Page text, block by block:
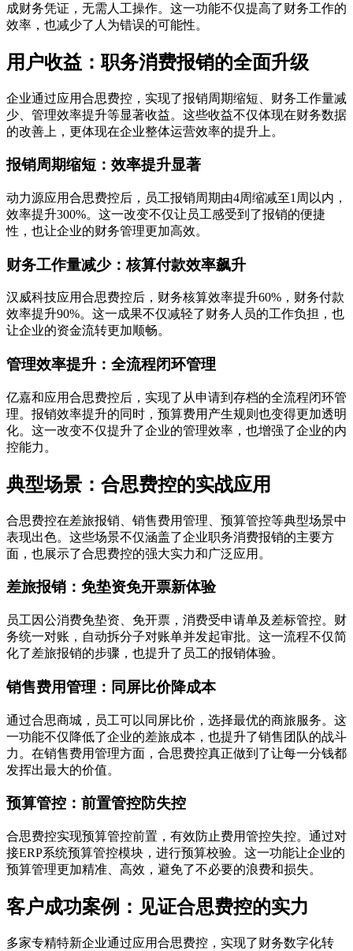
成财务凭证，无需人工操作。这一功能不仅提高了财务工作的
效率，也减少了人为错误的可能性。
用户收益：职务消费报销的全面升级
企业通过应用合思费控，实现了报销周期缩短、财务工作量减
少、管理效率提升等显著收益。这些收益不仅体现在财务数据
的改善上，更体现在企业整体运营效率的提升上。
报销周期缩短：效率提升显著
动力源应用合思费控后，员工报销周期由4周缩减至1周以内，
效率提升300%。这一改变不仅让员工感受到了报销的便捷
性，也让企业的财务管理更加高效。
财务工作量减少：核算付款效率飙升
汉威科技应用合思费控后，财务核算效率提升60%，财务付款
效率提升90%。这一成果不仅减轻了财务人员的工作负担，也
让企业的资金流转更加顺畅。
管理效率提升：全流程闭环管理
亿嘉和应用合思费控后，实现了从申请到存档的全流程闭环管
理。报销效率提升的同时，预算费用产生规则也变得更加透明
化。这一改变不仅提升了企业的管理效率，也增强了企业的内
控能力。
典型场景：合思费控的实战应用
合思费控在差旅报销、销售费用管理、预算管控等典型场景中
表现出色。这些场景不仅涵盖了企业职务消费报销的主要方
面，也展示了合思费控的强大实力和广泛应用。
差旅报销：免垫资免开票新体验
员工因公消费免垫资、免开票，消费受申请单及差标管控。财
务统一对账，自动拆分子对账单并发起审批。这一流程不仅简
化了差旅报销的步骤，也提升了员工的报销体验。
销售费用管理：同屏比价降成本
通过合思商城，员工可以同屏比价，选择最优的商旅服务。这
一功能不仅降低了企业的差旅成本，也提升了销售团队的战斗
力。在销售费用管理方面，合思费控真正做到了让每一分钱都
发挥出最大的价值。
预算管控：前置管控防失控
合思费控实现预算管控前置，有效防止费用管控失控。通过对
接ERP系统预算管控模块，进行预算校验。这一功能让企业的
预算管理更加精准、高效，避免了不必要的浪费和损失。
客户成功案例：见证合思费控的实力
多家专精特新企业通过应用合思费控，实现了财务数字化转